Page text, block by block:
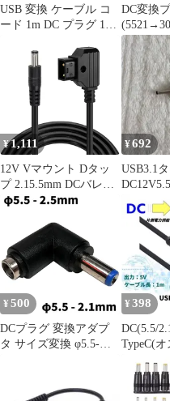
USB 変換 ケーブル コ
ード 1m DC プラグ 12V
φ5.5×2.1mm センタープ
ラス アクセサリ 5V 電
DC変換
¥1,111
12V Vマウント Dタッ
プ 2.15.5mm DCバレル
電源ケーブル Atomos
Right angle Coiled Cable
Dtap-DC (DC Straight
Cable-1M)
¥692
USB3.1
グ90度
ー
¥ 500
DCプラグ 変換アダプ
タ サイズ変換 φ5.5-
¥ 398
DC(5.5/
TypeC(
ケーブル